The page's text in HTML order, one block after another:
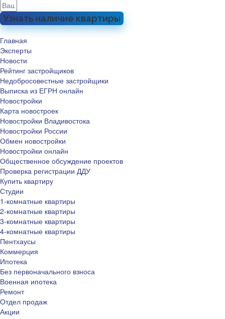
Узнать наличие квартиры
Главная
Эксперты
Новости
Рейтинг застройщиков
Недобросовестные застройщики
Выписка из ЕГРН онлайн
Новостройки
Карта новостроек
Новостройки Владивостока
Новостройки России
Обмен новостройки
Новостройки онлайн
Общественное обсуждение проектов
Проверка регистрации ДДУ
Купить квартиру
Студии
1-комнатные квартиры
2-комнатные квартиры
3-комнатные квартиры
4-комнатные квартиры
Пентхаусы
Коммерция
Ипотека
Без первоначального взноса
Военная ипотека
Ремонт
Отдел продаж
Акции